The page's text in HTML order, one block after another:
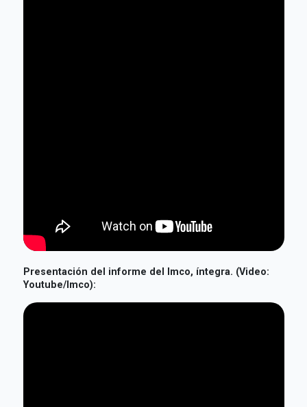
Presentación del informe del Imco, íntegra. (Video:
Youtube/Imco):